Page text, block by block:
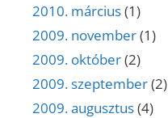
2010. március(1)
2009. november(1)
2009. október(2)
2009. szeptember(2)
2009. augusztus(4)